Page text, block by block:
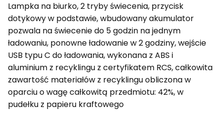
Lampka na biurko, 2 tryby świecenia, przycisk
dotykowy w podstawie, wbudowany akumulator
pozwala na świecenie do 5 godzin na jednym
ładowaniu, ponowne ładowanie w 2 godziny, wejście
USB typu C do ładowania, wykonana z ABS i
aluminium z recyklingu z certyfikatem RCS, całkowita
zawartość materiałów z recyklingu obliczona w
oparciu o wagę całkowitą przedmiotu: 42%, w
pudełku z papieru kraftowego